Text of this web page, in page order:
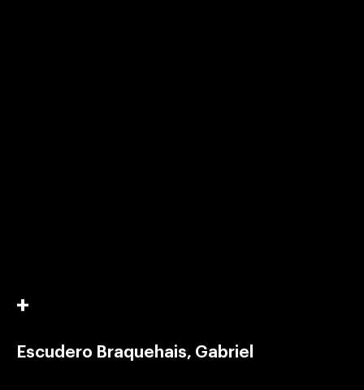
Escudero Braquehais, Gabriel